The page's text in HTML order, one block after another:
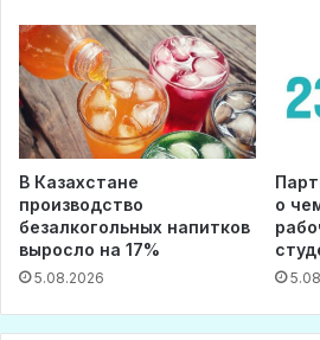
В Казахстане
производство
безалкогольных напитков
выросло на 17%
5.08.2026
о